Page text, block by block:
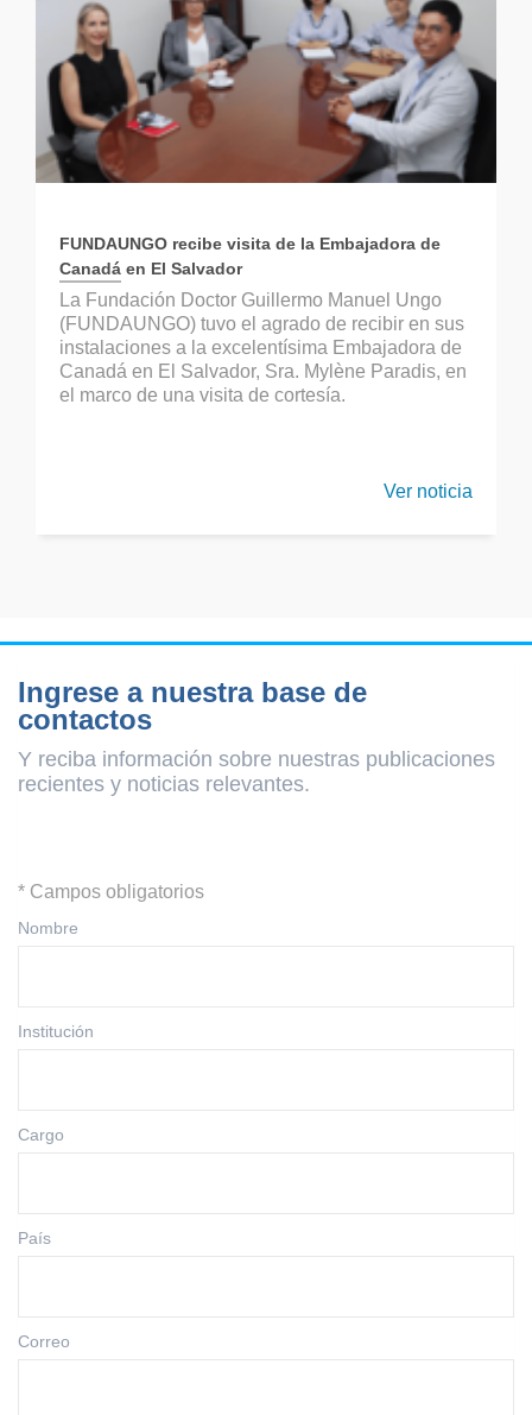
FUNDAUNGO recibe visita de la Embajadora de
Canadá en El Salvador
La Fundación Doctor Guillermo Manuel Ungo
(FUNDAUNGO) tuvo el agrado de recibir en sus
instalaciones a la excelentísima Embajadora de
Canadá en El Salvador, Sra. Mylène Paradis, en
el marco de una visita de cortesía.
Ver noticia
Ingrese a nuestra base de
contactos
Y reciba información sobre nuestras publicaciones
recientes y noticias relevantes.
* Campos obligatorios
Nombre
Institución
Cargo
País
Correo